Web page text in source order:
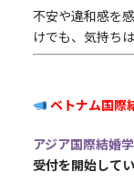
不安や違和感を
けでも、気持ち
ベトナム国際
アジア国際結婚
受付を開始して